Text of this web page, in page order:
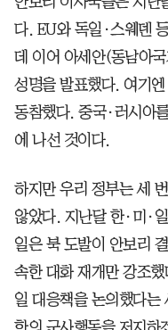
다. EU와 독일·스웨덴
데 이어 아세안(동남아
성명을 발표했다. 여기
동참했다. 중국·러시아
에 나선 것이다.
하지만 우리 정부는 세
않았다. 지난달 한·미·
일은 북 도발이 안보리
속한 대화 재개만 강조
일 대응책을 논의했다는